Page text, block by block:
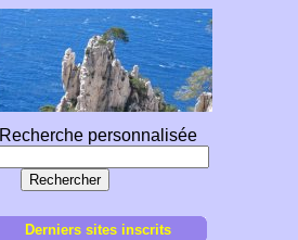
Recherche personnalisée
Derniers sites inscrits